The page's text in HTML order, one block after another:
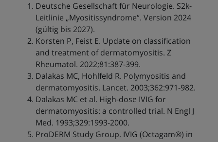
Deutsche Gesellschaft für Neurologie. S2k-
Leitlinie „Myositissyndrome“. Version 2024
(gültig bis 2027).
Korsten P, Feist E. Update on classification
and treatment of dermatomyositis. Z
Rheumatol. 2022;81:387-399.
Dalakas MC, Hohlfeld R. Polymyositis and
dermatomyositis. Lancet. 2003;362:971-982.
Dalakas MC et al. High-dose IVIG for
dermatomyositis: a controlled trial. N Engl J
Med. 1993;329:1993-2000.
ProDERM Study Group. IVIG (Octagam®) in